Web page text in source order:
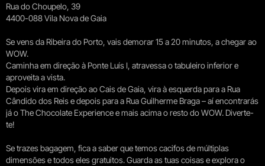
Rua do Choupelo, 39
4400-088 Vila Nova de Gaia
Se vens da Ribeira do Porto, vais demorar 15 a 20 minutos, a chegar ao
WOW.
Caminha em direção à Ponte Luís I, atravessa o tabuleiro inferior e
aproveita a vista.
Depois vira em direção ao Cais de Gaia, vira à esquerda para a Rua
Cândido dos Reis e depois para a Rua Guilherme Braga – aí encontrarás
já o The Chocolate Experience e mais acima o resto do WOW. Diverte-
te!
Se trazes bagagem, fica a saber que temos cacifos de múltiplas
dimensões e todos eles gratuitos. Guarda as tuas coisas e explora o